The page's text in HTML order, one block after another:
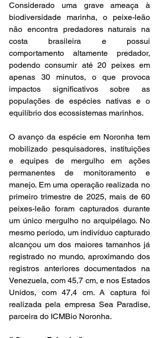
Considerado uma grave ameaça à
biodiversidade marinha, o peixe-leão
não encontra predadores naturais na
costa brasileira e possui
comportamento altamente predador,
podendo consumir até 20 peixes em
apenas 30 minutos, o que provoca
impactos significativos sobre as
populações de espécies nativas e o
equilíbrio dos ecossistemas marinhos.
O avanço da espécie em Noronha tem
mobilizado pesquisadores, instituições
e equipes de mergulho em ações
permanentes de monitoramento e
manejo. Em uma operação realizada no
primeiro trimestre de 2025, mais de 60
peixes-leão foram capturados durante
um único mergulho no arquipélago. No
mesmo período, um indivíduo capturado
alcançou um dos maiores tamanhos já
registrado no mundo, aproximando dos
registros anteriores documentados na
Venezuela, com 45,7 cm, e nos Estados
Unidos, com 47,4 cm. A captura foi
realizada pela empresa Sea Paradise,
parceira do ICMBio Noronha.